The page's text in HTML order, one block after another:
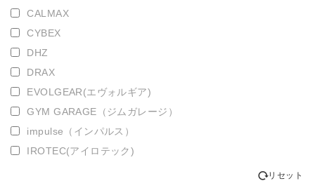
CALMAX
CYBEX
DHZ
DRAX
EVOLGEAR(エヴォルギア)
GYM GARAGE（ジムガレージ）
impulse（インパルス）
IROTEC(アイロテック)
リセット